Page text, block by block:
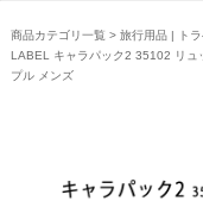
商品カテゴリ一覧 > 旅行用品 | ト
LABEL キャラパック2 35102 リュ
プル メンズ